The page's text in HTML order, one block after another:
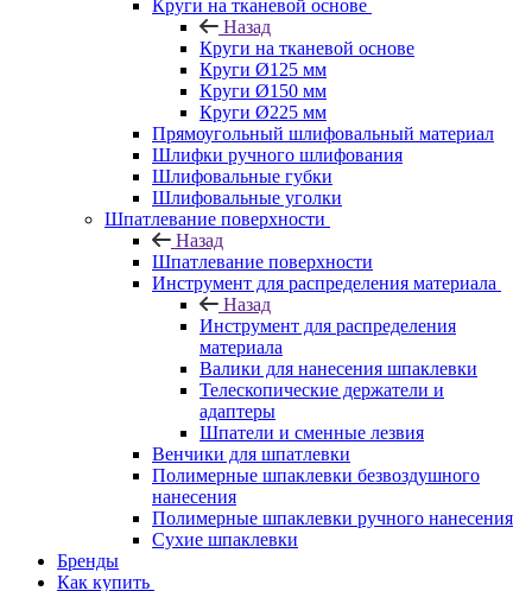
Круги на тканевой основе
Назад
Круги на тканевой основе
Круги Ø125 мм
Круги Ø150 мм
Круги Ø225 мм
Прямоугольный шлифовальный материал
Шлифки ручного шлифования
Шлифовальные губки
Шлифовальные уголки
Шпатлевание поверхности
Назад
Шпатлевание поверхности
Инструмент для распределения материала
Назад
Инструмент для распределения
материала
Валики для нанесения шпаклевки
Телескопические держатели и
адаптеры
Шпатели и сменные лезвия
Венчики для шпатлевки
Полимерные шпаклевки безвоздушного
нанесения
Полимерные шпаклевки ручного нанесения
Сухие шпаклевки
Бренды
Как купить